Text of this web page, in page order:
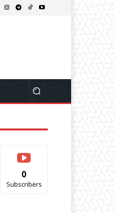
0
Subscribers